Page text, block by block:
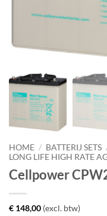
HOME / BATTERIJ SETS
LONG LIFE HIGH RATE
Cellpower
€ 148,00 (excl. btw)